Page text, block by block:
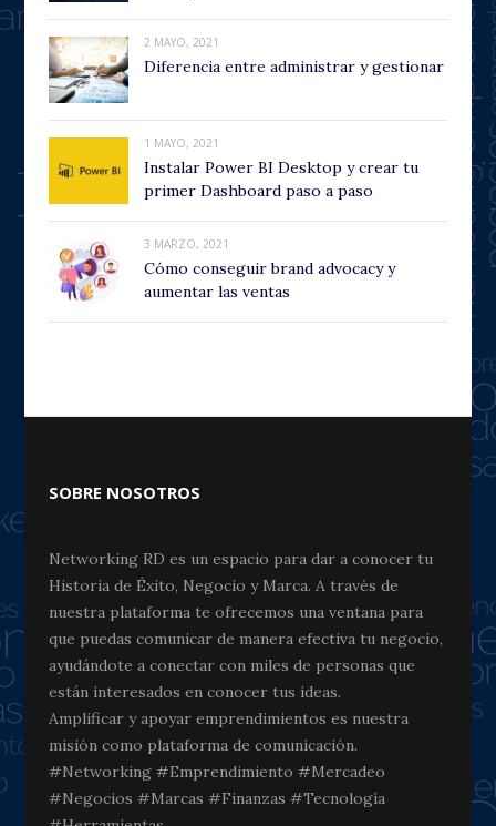
2 MAYO, 2021
Diferencia entre administrar y gestionar
1 MAYO, 2021
Instalar Power BI Desktop y crear tu
primer Dashboard paso a paso
3 MARZO, 2021
Cómo conseguir brand advocacy y
aumentar las ventas
SOBRE NOSOTROS
Networking RD es un espacio para dar a conocer tu
Historia de Éxito, Negocio y Marca. A través de
nuestra plataforma te ofrecemos una ventana para
que puedas comunicar de manera efectiva tu negocio,
ayudándote a conectar con miles de personas que
están interesados en conocer tus ideas.
Amplificar y apoyar emprendimientos es nuestra
misión como plataforma de comunicación.
#Networking #Emprendimiento #Mercadeo
#Negocios #Marcas #Finanzas #Tecnología